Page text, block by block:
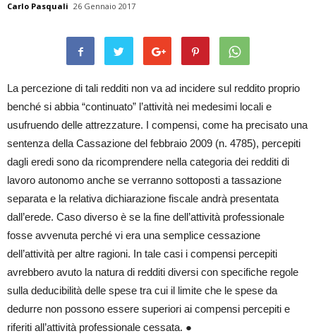
Carlo Pasquali 26 Gennaio 2017
La percezione di tali redditi non va ad incidere sul reddito proprio
benché si abbia “continuato” l’attività nei medesimi locali e
usufruendo delle attrezzature. I compensi, come ha precisato una
sentenza della Cassazione del febbraio 2009 (n. 4785), percepiti
dagli eredi sono da ricomprendere nella categoria dei redditi di
lavoro autonomo anche se verranno sottoposti a tassazione
separata e la relativa dichiarazione fiscale andrà presentata
dall’erede. Caso diverso è se la fine dell’attività professionale
fosse avvenuta perché vi era una semplice cessazione
dell’attività per altre ragioni. In tale casi i compensi percepiti
avrebbero avuto la natura di redditi diversi con specifiche regole
sulla deducibilità delle spese tra cui il limite che le spese da
dedurre non possono essere superiori ai compensi percepiti e
riferiti all’attività professionale cessata. ●